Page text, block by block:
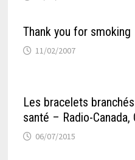
Thank you for smoking
11/02/2007
Les bracelets
santé – Radio-Canada,
06/07/2015